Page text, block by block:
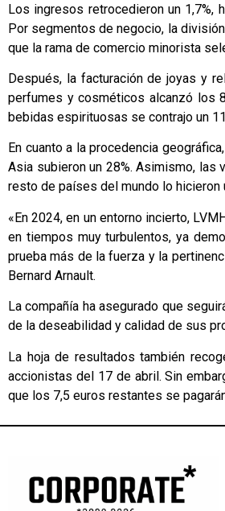
Los ingresos retrocedieron un 1,7%,
Por segmentos de negocio, la
que la rama de comercio minorista
Después, la facturación de joyas y
perfumes y cosméticos alcanzó los
bebidas espirituosas se contrajo un
En cuanto a la procedencia
Asia subieron un 28%. Asimismo, las
resto de países del mundo lo hicieron
«En 2024, en un entorno incierto,
en tiempos muy turbulentos, ya
prueba más de la fuerza y la
Bernard Arnault.
La compañía ha asegurado que
de la deseabilidad y calidad de sus
La hoja de resultados también
accionistas del 17 de abril. Sin
que los 7,5 euros restantes se